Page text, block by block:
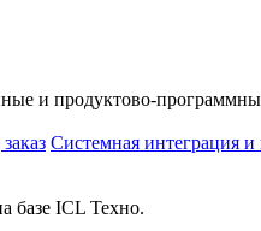
и продуктово-
Системная интеграция
базе ICL Техно.